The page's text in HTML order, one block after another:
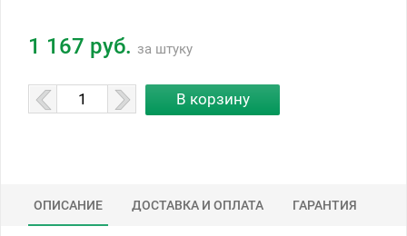
1 167 руб. за штуку
ОПИСАНИЕ ДОСТАВКА И ОПЛАТА ГАРАНТИЯ